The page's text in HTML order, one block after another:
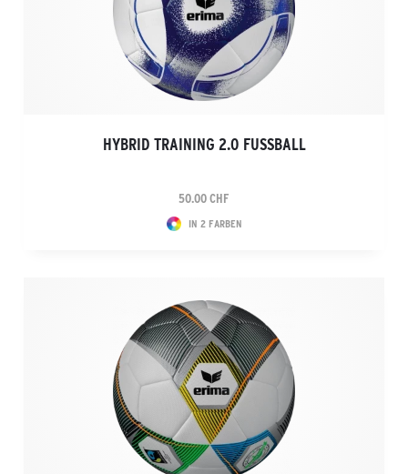
HYBRID TRAINING 2.0 FUSSBALL
50.00 CHF
IN 2 FARBEN